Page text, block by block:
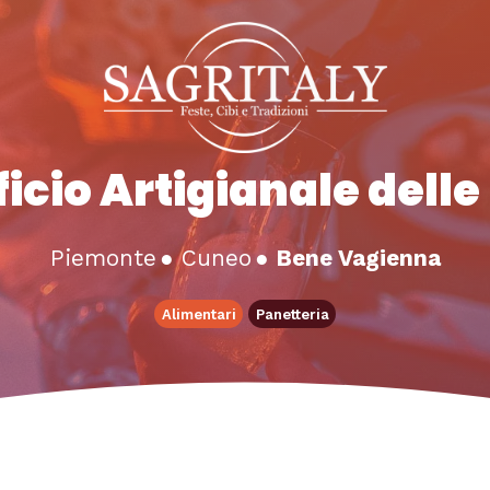
Artigianale delle
Piemonte ●Cuneo● Bene Vagienna
Alimentari Panetteria